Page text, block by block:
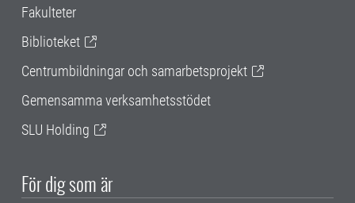
Fakulteter
Biblioteket
Centrumbildningar och samarbetsprojekt
Gemensamma verksamhetsstödet
SLU Holding
För dig som är